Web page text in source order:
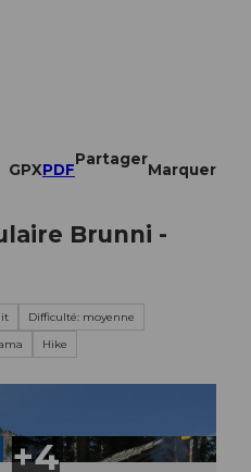
GPXPDF
Partager
Marquer
Brunni -
Difficulté: moyenne
Hike